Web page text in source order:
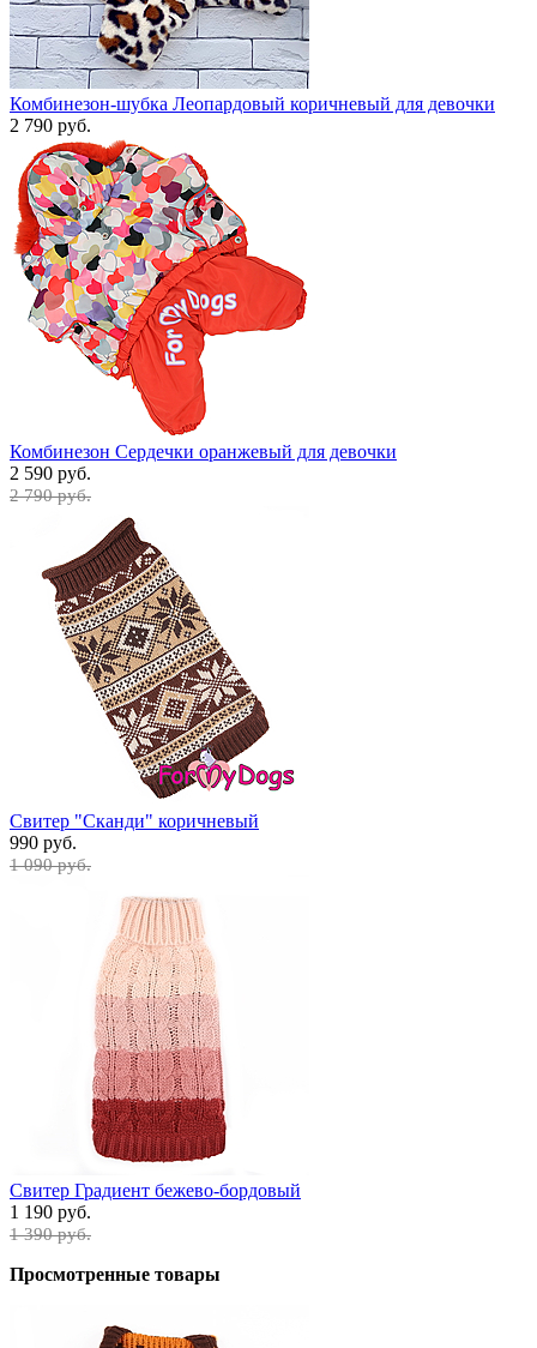
Комбинезон-шубка Леопардовый коричневый для девочки
2 790 руб.
Комбинезон Сердечки оранжевый для девочки
2 590 руб.
2 790 руб.
Свитер "Сканди" коричневый
990 руб.
1 090 руб.
Свитер Градиент бежево-бордовый
1 190 руб.
1 390 руб.
Просмотренные товары